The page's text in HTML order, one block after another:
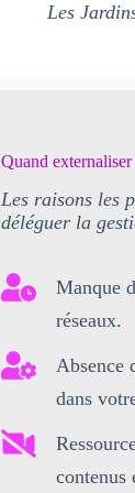
Les
Quand externaliser
Les raisons les
déléguer la
Manque
réseaux.
Absence
dans
contenus